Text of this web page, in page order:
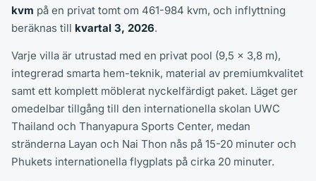
kvm på en privat tomt om 461-984 kvm, och inflyttning
beräknas till kvartal 3, 2026.
Varje villa är utrustad med en privat pool (9,5 x 3,8 m),
integrerad smarta hem-teknik, material av premiumkvalitet
samt ett komplett möblerat nyckelfärdigt paket. Läget ger
omedelbar tillgång till den internationella skolan UWC
Thailand och Thanyapura Sports Center, medan
stränderna Layan och Nai Thon nås på 15-20 minuter och
Phukets internationella flygplats på cirka 20 minuter.